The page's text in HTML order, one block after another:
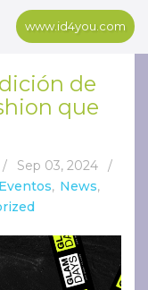
www.id4you.com
de
que
/ Sep 03, 2024
/
Eventos, News,